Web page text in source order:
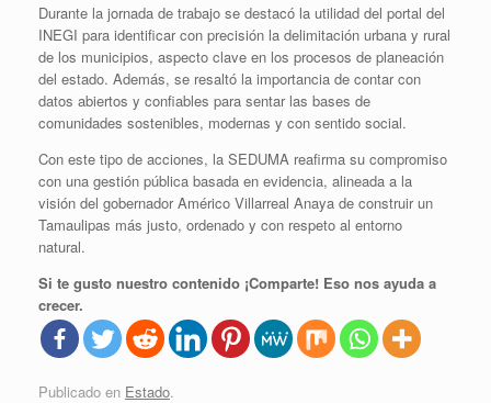
Durante la jornada de trabajo se destacó la utilidad del portal del
INEGI para identificar con precisión la delimitación urbana y rural
de los municipios, aspecto clave en los procesos de planeación
del estado. Además, se resaltó la importancia de contar con
datos abiertos y confiables para sentar las bases de
comunidades sostenibles, modernas y con sentido social.
Con este tipo de acciones, la SEDUMA reafirma su compromiso
con una gestión pública basada en evidencia, alineada a la
visión del gobernador Américo Villarreal Anaya de construir un
Tamaulipas más justo, ordenado y con respeto al entorno
natural.
Si te gusto nuestro contenido ¡Comparte! Eso nos ayuda a
crecer.
Publicado en Estado.